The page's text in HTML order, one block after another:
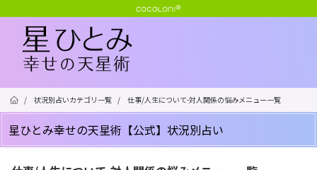
/ 状況別占いカテゴリ一覧 / 仕事/人生について-対人関係の悩みメニュー一覧
星ひとみ幸せの天星術【公式】状況別占い